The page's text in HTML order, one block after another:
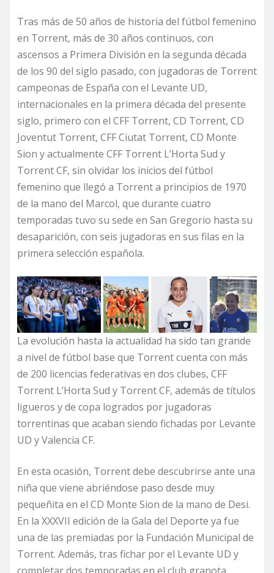
Tras más de 50 años de historia del fútbol femenino
en Torrent, más de 30 años continuos, con
ascensos a Primera División en la segunda década
de los 90 del siglo pasado, con jugadoras de Torrent
campeonas de España con el Levante UD,
internacionales en la primera década del presente
siglo, primero con el CFF Torrent, CD Torrent, CD
Joventut Torrent, CFF Ciutat Torrent, CD Monte
Sion y actualmente CFF Torrent L’Horta Sud y
Torrent CF, sin olvidar los inicios del fútbol
femenino que llegó a Torrent a principios de 1970
de la mano del Marcol, que durante cuatro
temporadas tuvo su sede en San Gregorio hasta su
desaparición, con seis jugadoras en sus filas en la
primera selección española.
La evolución hasta la actualidad ha sido tan grande
a nivel de fútbol base que Torrent cuenta con más
de 200 licencias federativas en dos clubes, CFF
Torrent L’Horta Sud y Torrent CF, además de títulos
ligueros y de copa logrados por jugadoras
torrentinas que acaban siendo fichadas por Levante
UD y Valencia CF.
En esta ocasión, Torrent debe descubrirse ante una
niña que viene abriéndose paso desde muy
pequeñita en el CD Monte Sion de la mano de Desi.
En la XXXVII edición de la Gala del Deporte ya fue
una de las premiadas por la Fundación Municipal de
Torrent. Además, tras fichar por el Levante UD y